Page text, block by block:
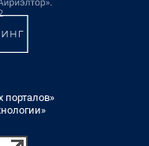
порталов»